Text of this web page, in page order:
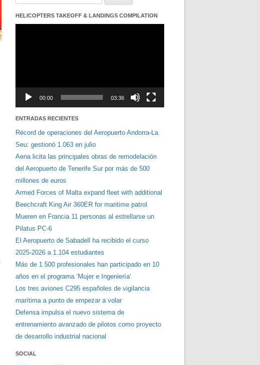
HELICOPTERS TAKEOFF & LANDINGS COMPILATION
00:00 03:36
ENTRADAS RECIENTES
Récord de operaciones del Aeropuerto Andorra-La
Seu: gestionó 1.063 en julio
Aena licita las principales obras de remodelación
del Aeropuerto de Tenerife Sur por más de 500
millones de euros
Armed Forces of Malta expand fleet with additional
Beechcraft King Air 360ER for maritime patrol
Mueren en Francia 11 personas al estrellarse un
Pilatus PC-6
El Aeropuerto de Sabadell ha recibido el curso
2025-2026 a 1.104 estudiantes
Más de 1.500 profesionales han participado en 10
años en el programa ‘Mujer e Ingeniería’
Los tres aviones C295 españoles de vigilancia
marítima a punto de empezar a volar
Defensa impulsa el nuevo sistema de
entrenamiento avanzado de pilotos como proyecto
de desarrollo industrial nacional
SOCIAL